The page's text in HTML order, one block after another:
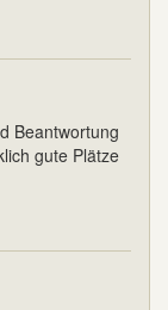
Beantwortung
gute Plätze